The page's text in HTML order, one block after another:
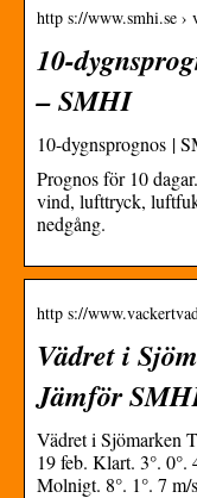
http s://www.smhi.se ›
10-
– SMHI
10-dygnsprognos |
Prognos för 10
vind, lufttryck,
nedgång.
http s://
Vädret i
Jämför
Vädret i Sjömarken
19 feb. Klart. 3°.
Molnigt. 8°. 1°. 7 m/